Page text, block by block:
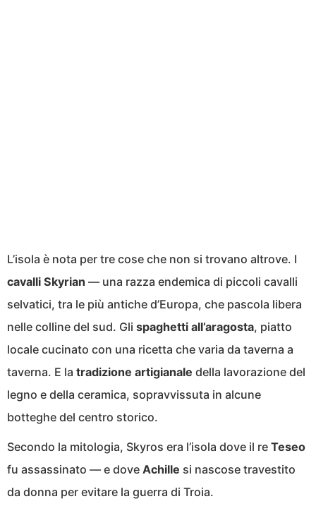
L’isola è nota per tre cose che non si trovano altrove. I
cavalli Skyrian — una razza endemica di piccoli cavalli
selvatici, tra le più antiche d’Europa, che pascola libera
nelle colline del sud. Gli spaghetti all’aragosta, piatto
locale cucinato con una ricetta che varia da taverna a
taverna. E la tradizione artigianale della lavorazione del
legno e della ceramica, sopravvissuta in alcune
botteghe del centro storico.
Secondo la mitologia, Skyros era l’isola dove il re Teseo
fu assassinato — e dove Achille si nascose travestito
da donna per evitare la guerra di Troia.